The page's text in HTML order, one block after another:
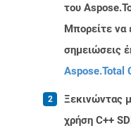
του
Μπορείτε να
σημειώσεις
Aspose.Total
Ξεκινώντας
χρήση C++